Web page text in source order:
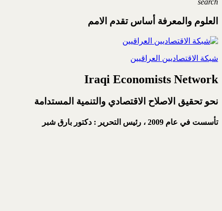
search
العلوم والمعرفة أساس تقدم الامم
شبكة الاقتصاديين العراقيين
Iraqi Economists Network
نحو تحقيق الاصلاح الاقتصادي والتنمية المستدامة
تأسست في عام 2009 ، رئيس التحرير : دكتور بارق شبر